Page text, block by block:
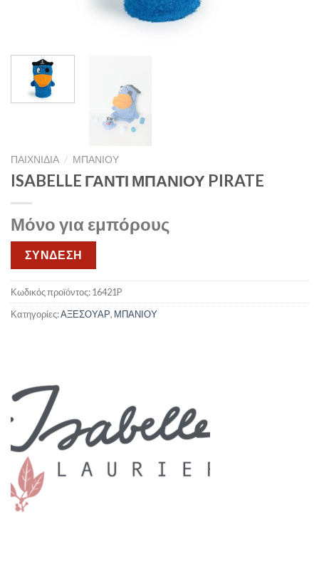
ΠΑΙΧΝΙΔΙΑ / ΜΠΑΝΙΟΥ
ISABELLE ΓΑΝΤΙ ΜΠΑΝΙΟΥ PIRATE
Μόνο για εμπόρους
ΣΥΝΔΕΣΗ
Κωδικός προϊόντος:16421P
Κατηγορίες:ΑΞΕΣΟΥΑΡ, ΜΠΑΝΙΟΥ